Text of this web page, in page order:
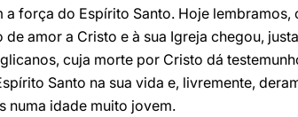
a força do Espírito Santo. Hoje
de amor a Cristo e à sua Igreja chegou,
cuja morte por Cristo dá
Santo na sua vida e, livremente,
numa idade muito jovem.